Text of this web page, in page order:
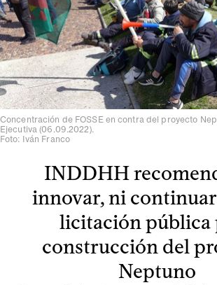
Concentración de FOSSE en contra del proyecto
Ejecutiva (06.09.2022).
Foto: Iván Franco
INDDHH
innovar, ni
licitación pública
construcción del
Neptuno